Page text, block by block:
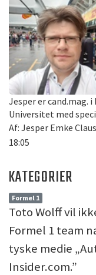
Jesper er cand.mag.
Universitet med
Af: Jesper Emke
18:05
KATEGORIER
Formel 1
Toto Wolff vil
Formel 1 team
tyske medie
Insider.com.”